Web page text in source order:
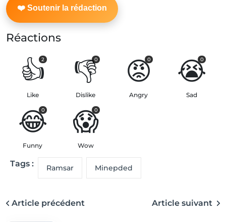
Réactions
👍
2
Like
👎
0
Dislike
😡
0
Angry
😭
0
Sad
😂
0
Funny
😱
0
Wow
Tags : Ramsar Minepded
Article précédent Article suivant